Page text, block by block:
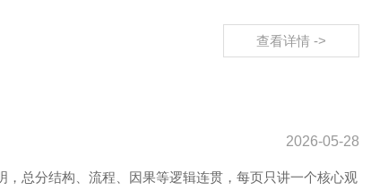
查看详情 ->
2026-05-28
总分结构、流程、因果等逻辑连贯，每页只讲一个核心观